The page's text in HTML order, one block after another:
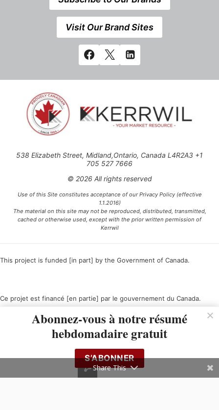
Visit Our Brand Sites
538 Elizabeth Street, Midland,Ontario, Canada L4R2A3 +1
705 527 7666
© 2026 All rights reserved
Use of this Site constitutes acceptance of our Privacy Policy (effective
1.1.2016)
The material on this site may not be reproduced, distributed, transmitted,
cached or otherwise used, except with the prior written permission of
Kerrwil
This project is funded [in part] by the Government of Canada.
Ce projet est financé [en partie] par le gouvernement du Canada.
Abonnez-vous à notre résumé
hebdomadaire gratuit
S’ABONNER
Share This